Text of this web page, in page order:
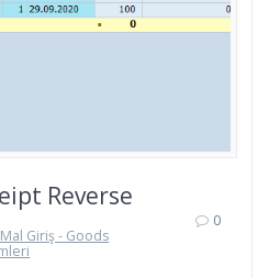
Reverse
Giriş - Goods
0